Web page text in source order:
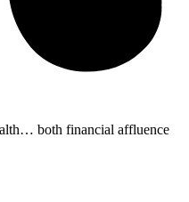
both financial affluence